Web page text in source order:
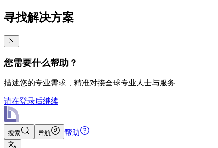
寻找解决方案
您需要什么帮助？
描述您的专业需求，精准对接全球专业人士与服务
请在登录后继续
搜索 导航 帮助